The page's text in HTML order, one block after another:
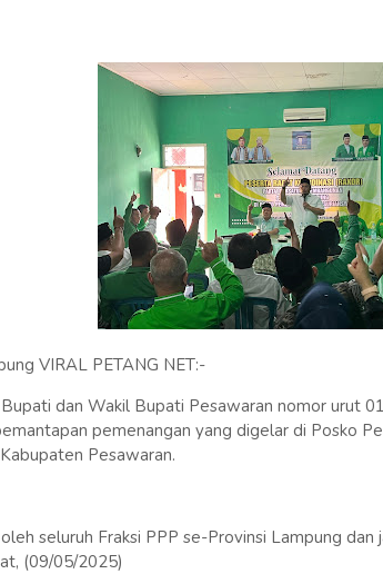
VIRAL PETANG NET:-
dan Wakil Bupati Pesawaran nomor urut
pemenangan yang digelar di Posko
Pesawaran.
seluruh Fraksi PPP se-Provinsi Lampung
(09/05/2025)